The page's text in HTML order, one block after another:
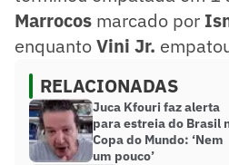
Marrocos marcado por
enquantoVini Jr.
RELACIONADAS
Juca Kfouri faz alerta
para estreia do Brasil
Copa do Mundo: ‘Nem
um pouco’